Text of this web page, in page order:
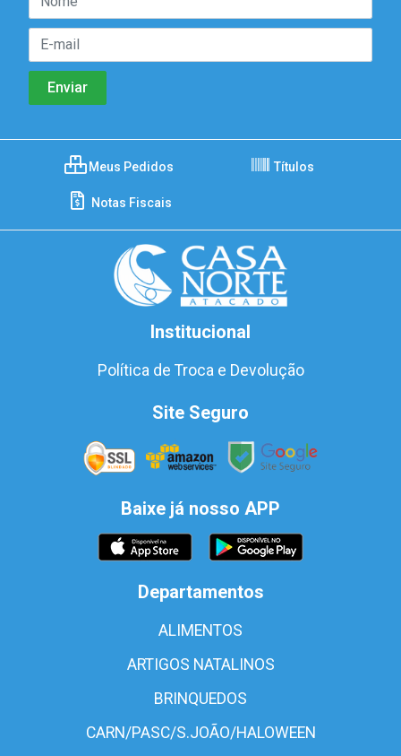
Meus Pedidos Títulos
Notas Fiscais
Institucional
Política de Troca e Devolução
Site Seguro
Baixe já nosso APP
Departamentos
ALIMENTOS
ARTIGOS NATALINOS
BRINQUEDOS
CARN/PASC/S.JOÃO/HALOWEEN